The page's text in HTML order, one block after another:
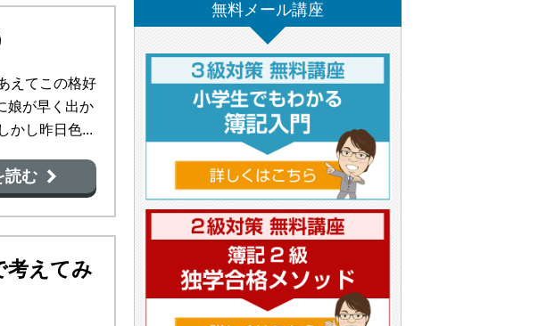
えてこの格好
娘が早く出か
かし昨日色...
読む
考えてみ
無料メール講座